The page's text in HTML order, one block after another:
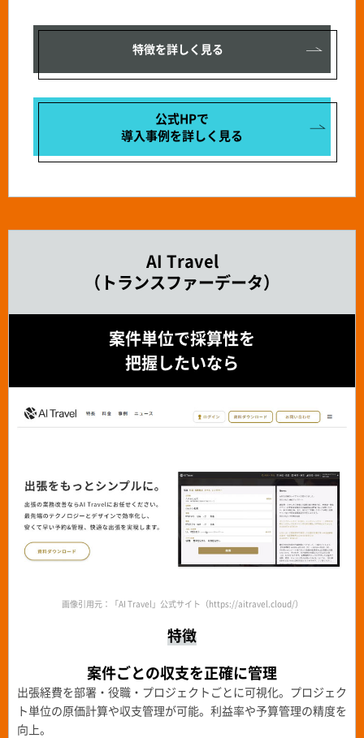
特徴を詳しく見る
公式HPで
導入事例を詳しく見る
AI Travel
（トランスファーデータ）
案件単位で採算性を
把握したいなら
画像引用元：「AI Travel」公式サイト（https://aitravel.cloud/）
特徴
案件ごとの収支を正確に管理
出張経費を部署・役職・プロジェクトごとに可視化。プロジェク
ト単位の原価計算や収支管理が可能。利益率や予算管理の精度を
向上。